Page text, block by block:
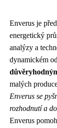
Enverus je
energetický
analýzy a
dynamickém
malých
Enverus se
rozhodnutí a
Enverus